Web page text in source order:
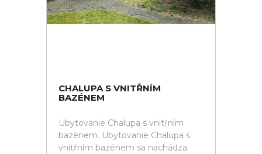
CHALUPA S VNITŘNÍM
BAZÉNEM
Ubytovanie Chalupa s vnitřním
bazénem. Ubytovanie Chalupa s
vnitřním bazénem sa nachádza